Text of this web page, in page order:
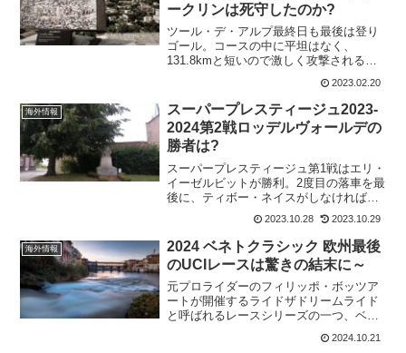
ークリンは死守したのか?
ツール・デ・アルプ最終日も最後は登り
ゴール。コースの中に平坦はなく、
131.8kmと短いので激しく攻撃されるの
は間違いない。特に、チーム力の高いEF
Education-EasyPostは総攻撃でTeam
Arkéa Samsicのケヴィン...
2023.02.20
海外情報
スーパープレスティージュ2023-
2024第2戦ロッデルヴォールデの
勝者は?
スーパープレスティージュ第1戦はエリ・
イーゼルビットが勝利。2度目の落車を最
後に、ティボー・ネイスがしなければ、
ゴールシーンは違うものになっていたか
もしれない。ただ、この第2戦には、女子
エリートにフェム・ファンエンペルがお
らず、男子エリート...
2023.10.28 2023.10.29
海外情報
2024 ベネトクラシック 欧州最後
のUCIレースは驚きの結末に～
元プロライダーのフィリッポ・ボッツア
ートが開催するライドザドリームライド
と呼ばれるレースシリーズの一つ、ベネ
将来的にワールドツアーサーキットの一
2024.10.21